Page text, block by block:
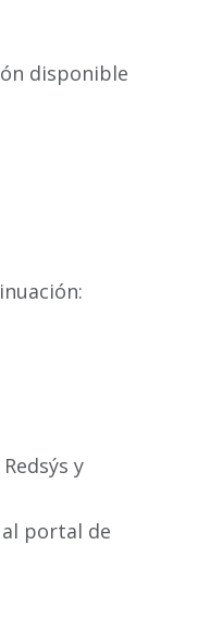
disponible
y
portal de